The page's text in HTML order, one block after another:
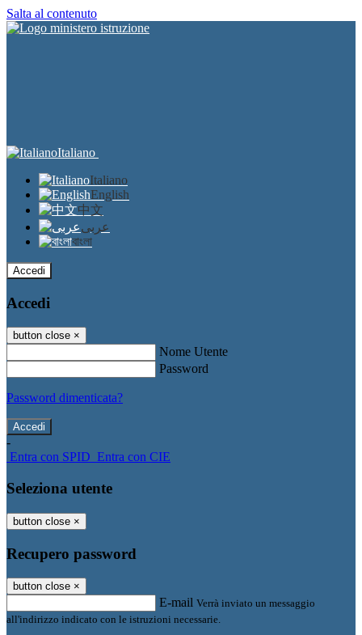
Salta al contenuto
Italiano
Italiano
English
中文
عربى
বাংলা
Accedi
Accedi
button close ×
Nome Utente
Password
Password dimenticata?
-
Entra con SPID Entra con CIE
Seleziona utente
button close ×
Recupero password
button close ×
E-mail Verrà inviato un messaggio
all'indirizzo indicato con le istruzioni necessarie.